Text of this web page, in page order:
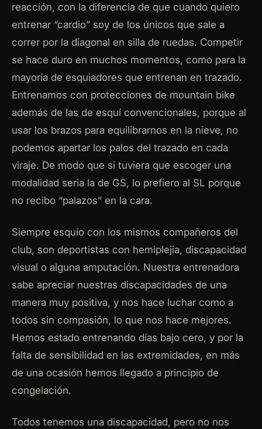
reacción, con la diferencia de que cuando quiero
entrenar “cardio” soy de los únicos que sale a
correr por la diagonal en silla de ruedas. Competir
se hace duro en muchos momentos, como para la
mayoría de esquiadores que entrenan en trazado.
Entrenamos con protecciones de mountain bike
además de las de esquí convencionales, porque al
usar los brazos para equilibrarnos en la nieve, no
podemos apartar los palos del trazado en cada
viraje. De modo que si tuviera que escoger una
modalidad seria la de GS, lo prefiero al SL porque
no recibo “palazos” en la cara.
Siempre esquío con los mismos compañeros del
club, son deportistas con hemiplejia, discapacidad
visual o alguna amputación. Nuestra entrenadora
sabe apreciar nuestras discapacidades de una
manera muy positiva, y nos hace luchar como a
todos sin compasión, lo que nos hace mejores.
Hemos estado entrenando días bajo cero, y por la
falta de sensibilidad en las extremidades, en más
de una ocasión hemos llegado a principio de
congelación.
Todos tenemos una discapacidad, pero no nos